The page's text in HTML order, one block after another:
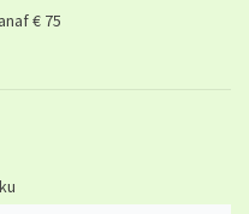
€ 75